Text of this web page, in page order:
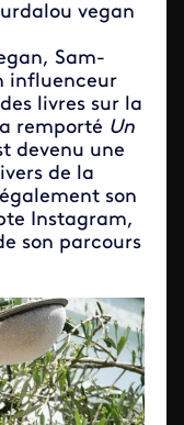
vegan
Sam-
influenceur
livres sur la
remporté Un
devenu une
de la
son
Instagram,
son parcours